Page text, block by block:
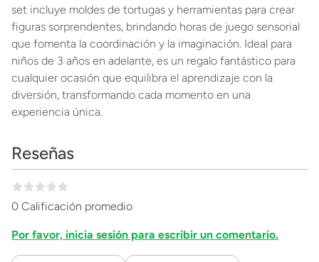
set incluye moldes de tortugas y herramientas para crear
figuras sorprendentes, brindando horas de juego sensorial
que fomenta la coordinación y la imaginación. Ideal para
niños de 3 años en adelante, es un regalo fantástico para
cualquier ocasión que equilibra el aprendizaje con la
diversión, transformando cada momento en una
experiencia única.
Reseñas
0 Calificación promedio
Por favor, inicia sesión para escribir un comentario.